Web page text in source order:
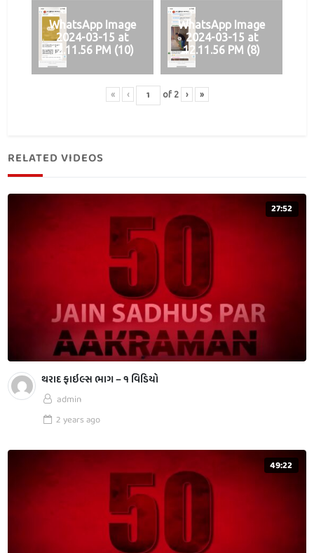
WhatsApp Image
2024-03-15 at
12.11.56 PM (10)
WhatsApp Image
2024-03-15 at
12.11.56 PM (8)
« ‹ of 2 › »
RELATED VIDEOS
27:52
થરાદ ફાઇલ્સ ભાગ – ૧ વિડિયો
admin
2 yearsago
49:22